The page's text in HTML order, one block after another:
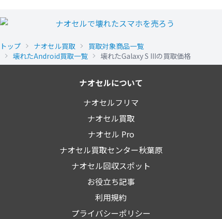
トップ ナオセル買取
買取対象商品一覧
壊れたAndroid買取一覧
壊れたGalaxy S IIIの買取価格
ナオセルについて
ナオセルフリマ
ナオセル買取
ナオセル Pro
ナオセル買取センター秋葉原
ナオセル回収スポット
お役立ち記事
利用規約
プライバシーポリシー